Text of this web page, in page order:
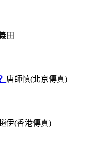
田
唐師慎(北京傳真)
伊(香港傳真)